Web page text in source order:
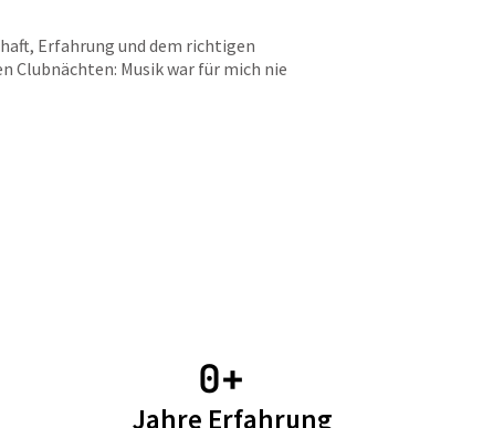
Erfahrung und dem richtigen
Clubnächten: Musik war für mich nie
Jahre Erfahrung
0+